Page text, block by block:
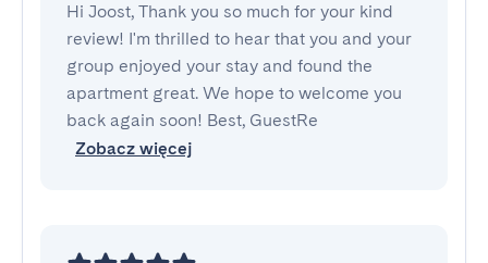
Hi Joost, Thank you so much for your kind
review! I'm thrilled to hear that you and your
group enjoyed your stay and found the
apartment great. We hope to welcome you
back again soon! Best, GuestRe
Zobacz więcej